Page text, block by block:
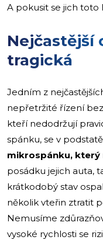
A pokusit se jich toto
Nejčastější
tragická
Jedním z
nepřetržité řízení
kteří nedodržují
spánku, se v podstatě
mikrospánku, který
posádku jejich auta,
krátkodobý stav
několik vteřin ztratit
Nemusíme
vysoké rychlosti se